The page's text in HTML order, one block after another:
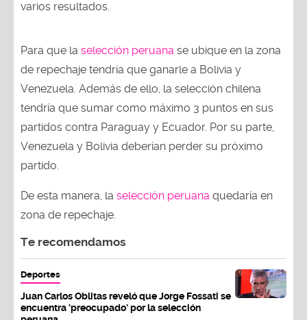
de repechaje tendría que ganarle a Bolivia y
Venezuela. Además de ello, la selección chilena
tendría que sumar como máximo 3 puntos en sus
partidos contra Paraguay y Ecuador. Por su parte,
Venezuela y Bolivia deberían perder su próximo
partido.
zona de repechaje.
Deportes
Juan Carlos Oblitas reveló que Jorge Fossati se
encuentra ‘preocupado’ por la selección
peruana